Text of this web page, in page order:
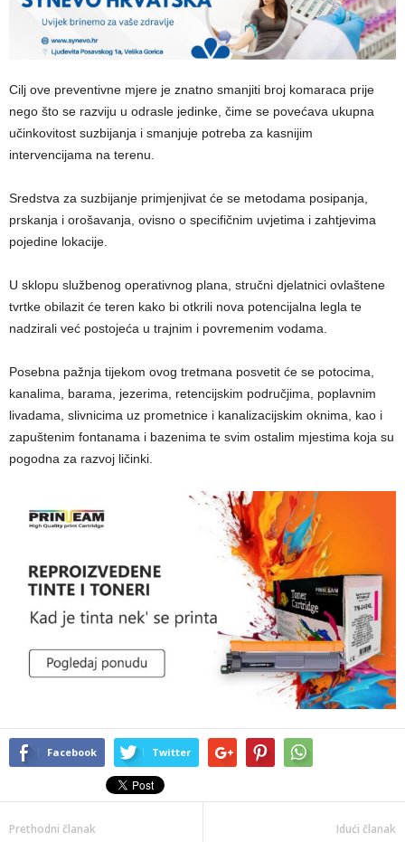
​Cilj ove preventivne mjere je znatno smanjiti broj komaraca prije
nego što se razviju u odrasle jedinke, čime se povećava ukupna
učinkovitost suzbijanja i smanjuje potreba za kasnijim
intervencijama na terenu.
Sredstva za suzbijanje primjenjivat će se metodama posipanja,
prskanja i orošavanja, ovisno o specifičnim uvjetima i zahtjevima
pojedine lokacije.
​U sklopu službenog operativnog plana, stručni djelatnici ovlaštene
tvrtke obilazit će teren kako bi otkrili nova potencijalna legla te
nadzirali već postojeća u trajnim i povremenim vodama.
Posebna pažnja tijekom ovog tretmana posvetit će se potocima,
kanalima, barama, jezerima, retencijskim područjima, poplavnim
livadama, slivnicima uz prometnice i kanalizacijskim oknima, kao i
zapuštenim fontanama i bazenima te svim ostalim mjestima koja su
pogodna za razvoj ličinki.
Facebook Twitter
Prethodni članak Idući članak